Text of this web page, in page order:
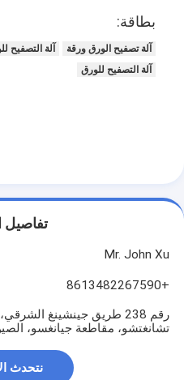
آلة الترقق فيلم
بلاستيكيّ ترقيق آلة
تذوب آلة النسيج المنفوخ
بطاقة:
آلة تصفيح الورق ورقة
آلة التصفيح
آلة التصفيح للورق
تفاصيل
Mr. John Xu
+8613482267590
رقم 238 طريق جينشينغ
تشانغتشو، مقاطعة جيانغسو،
نتحدث